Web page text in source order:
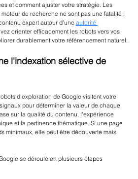
et comment ajuster votre stratégie. Les
de recherche ne sont pas une fatalité :
expert autour d’une autorité
orienter efficacement les robots vers vos
durablement votre référencement naturel.
l'indexation sélective de
d'exploration de Google visitent votre
pour déterminer la valeur de chaque
sur la qualité du contenu, l'expérience
et la pertinence thématique. Si une page
minimaux, elle peut être découverte mais
se déroule en plusieurs étapes